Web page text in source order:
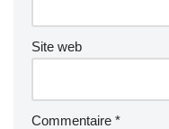
Site web
Commentaire *